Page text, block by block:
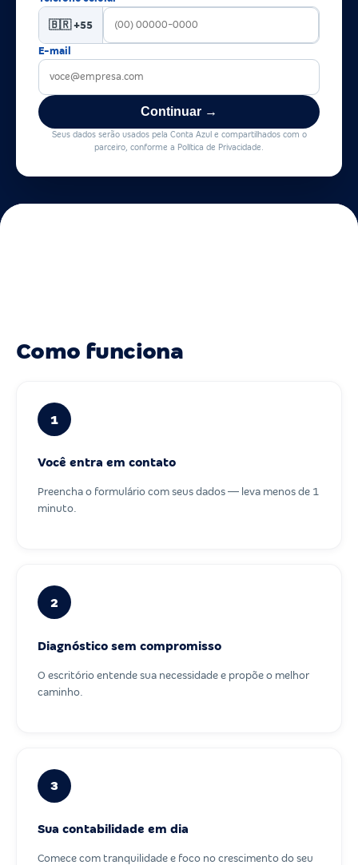
🇧🇷 +55
E-mail
Continuar →
Seus dados serão usados pela Conta Azul e compartilhados com o
parceiro, conforme a Política de Privacidade.
Como funciona
1
Você entra em contato
Preencha o formulário com seus dados — leva menos de 1
minuto.
2
Diagnóstico sem compromisso
O escritório entende sua necessidade e propõe o melhor
caminho.
3
Sua contabilidade em dia
Comece com tranquilidade e foco no crescimento do seu